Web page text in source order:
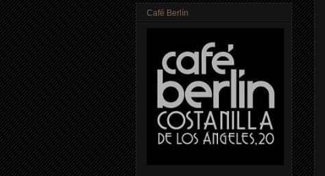
Café Berlín